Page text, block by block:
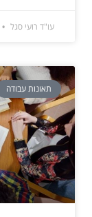
עו"ד רועי סגל
תאונות עבודה